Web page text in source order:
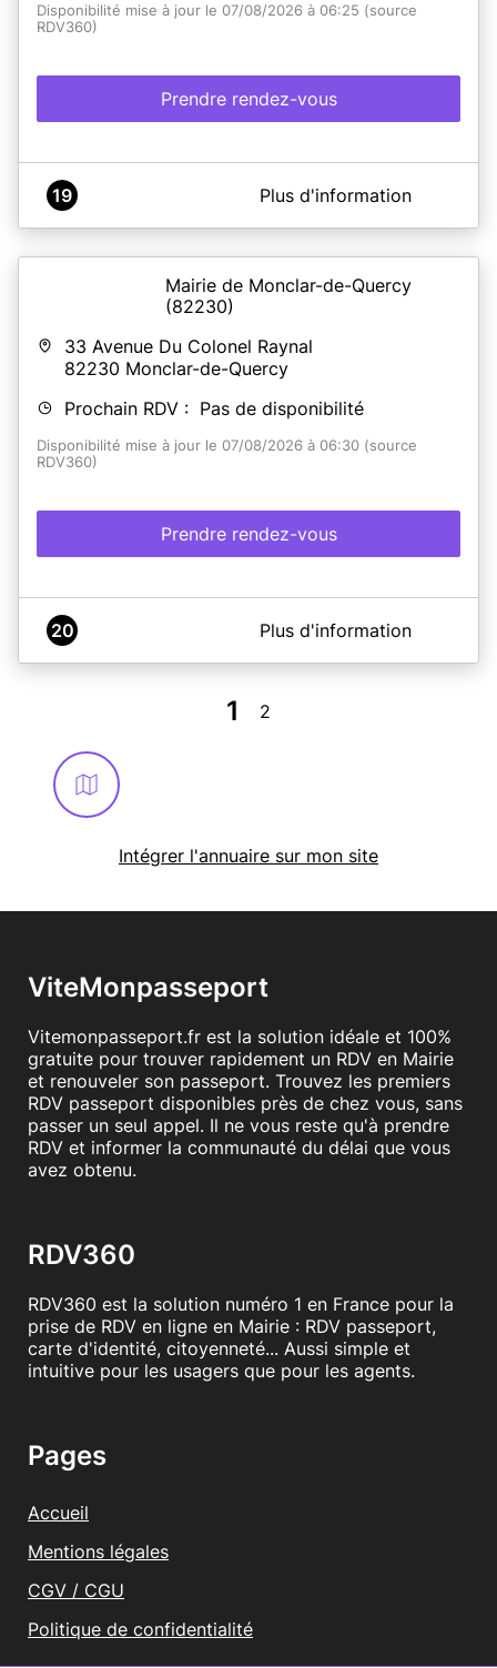
Disponibilité mise à jour le 07/08/2026 à 06:25 (source
RDV360)
Prendre rendez-vous
A propos de Médiathèque de Parisot - TARN ET
GARONNE 82160 - Service CNI Passeports
Prise de rdv en ligne et Photomaton sur Place
19 Plus d'information
Mairie de Monclar-de-Quercy
(82230)
33 Avenue Du Colonel Raynal
82230 Monclar-de-Quercy
Prochain RDV : Pas de disponibilité
Disponibilité mise à jour le 07/08/2026 à 06:30 (source
RDV360)
Prendre rendez-vous
A propos de Mairie de Monclar de Quercy
! Pour les récupérations de titres, veuillez sélectionner
20 Plus d'information
1 2
Intégrer l'annuaire sur mon site
ViteMonpasseport
Vitemonpasseport.fr est la solution idéale et 100%
gratuite pour trouver rapidement un RDV en Mairie
et renouveler son passeport. Trouvez les premiers
RDV passeport disponibles près de chez vous, sans
passer un seul appel. Il ne vous reste qu'à prendre
RDV et informer la communauté du délai que vous
avez obtenu.
RDV360
RDV360 est la solution numéro 1 en France pour la
prise de RDV en ligne en Mairie : RDV passeport,
carte d'identité, citoyenneté... Aussi simple et
intuitive pour les usagers que pour les agents.
Pages
Accueil
Mentions légales
CGV / CGU
Politique de confidentialité